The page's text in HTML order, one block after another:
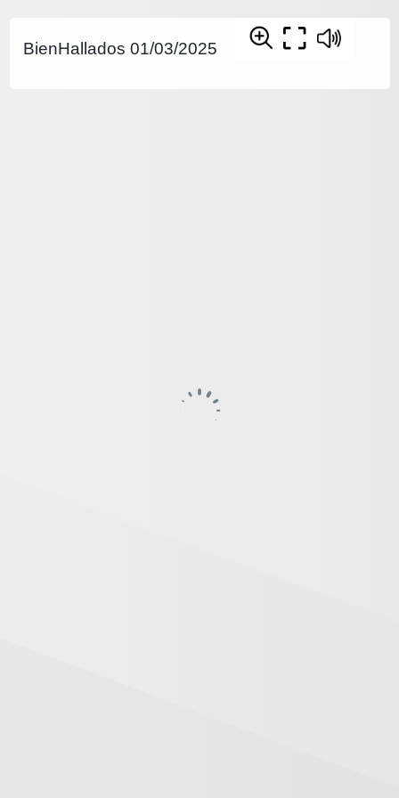
BienHallados 01/03/2025